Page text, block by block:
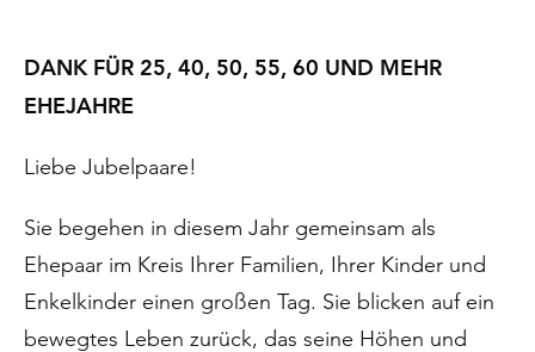
DANK FÜR 25, 40, 50, 55, 60 UND MEHR
EHEJAHRE
Liebe Jubelpaare!
Sie begehen in diesem Jahr gemeinsam als
Ehepaar im Kreis Ihrer Familien, Ihrer Kinder und
Enkelkinder einen großen Tag. Sie blicken auf ein
bewegtes Leben zurück, das seine Höhen und